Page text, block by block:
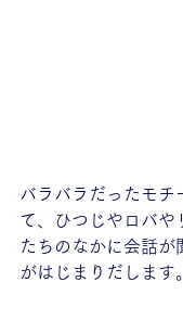
バラバラだったモチ
て、ひつじやロバや
たちのなかに会話が
がはじまりだします。